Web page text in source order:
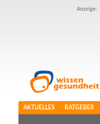
Anzeige:
AKTUELLES RATGEBER